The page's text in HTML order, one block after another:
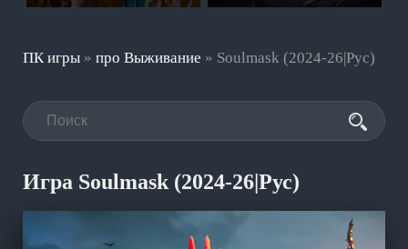
ПК игры » про Выживание » Soulmask (2024-26|Рус)
Игра Soulmask (2024-26|Рус)